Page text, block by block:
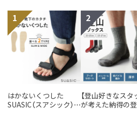
はかないくつした
SUASIC（スアシック）
【登山好きなスタ
が考えた納得の